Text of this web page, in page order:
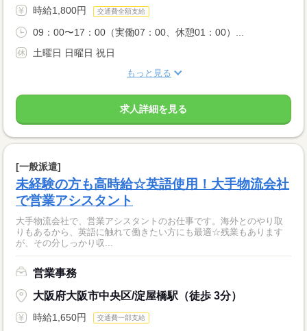
時給1,800円 交通費全額支給
09：00〜17：00（実働07：00、休憩01：00）...
土曜日 日曜日 祝日
もっと見る
求人詳細を見る
[一般派遣]
未経験の方も高時給☆英語使用！大手物流会社
で営業アシスタント
大手物流会社で、営業アシスタントのお仕事です。海外とのやり取
りもあるから、英語に触れて働きたい方にも最適☆残業もあります
が、その分しっかり収...
営業事務
大阪府大阪市中央区/淀屋橋駅（徒歩 3分）
時給1,650円 交通費一部支給